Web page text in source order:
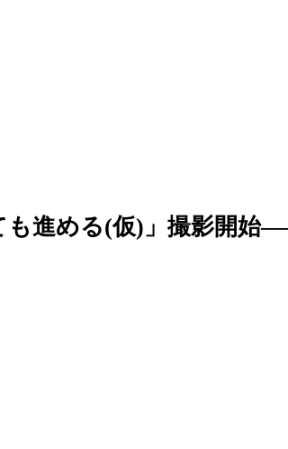
進める(仮)」撮影開始